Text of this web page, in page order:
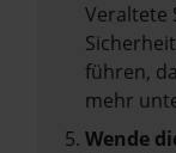
Veraltete
führen,
mehr
Wende